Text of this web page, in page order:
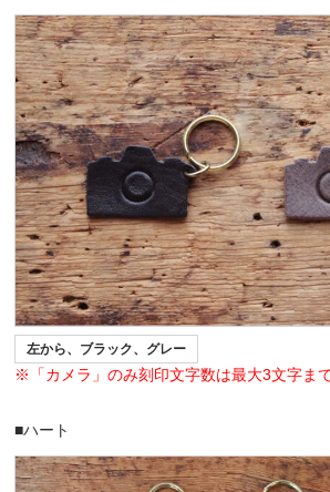
左から、ブラック、グレー
※「カメラ」のみ刻印文字数は最大3文字ま
■ハート